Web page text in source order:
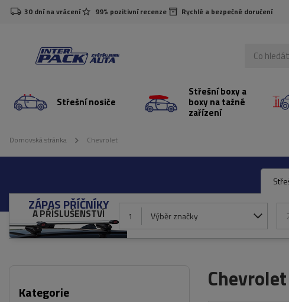
30 dní na vrácení 99% pozitivní recenze Rychlé a bezpečné doručení
Střešní nosiče
Střešní boxy a
boxy na tažné
zařízení
Domovská stránka Chevrolet
ZÁPAS PŘÍČNÍKY
A PŘÍSLUŠENSTVÍ 1 Výběr značky
Kategorie Chevrolet